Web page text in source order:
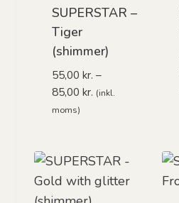
SUPERSTAR –
Tiger
(shimmer)
55,00 kr. –
85,00 kr. Prisinterval:
(inkl.
moms)